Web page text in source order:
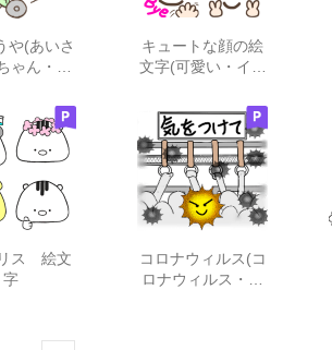
や(あいさ
ゃん・あ
キュートな顔の絵
文字(可愛い・イン
ス 絵文
字
コロナウィルス(コ
ロナウィルス・イ